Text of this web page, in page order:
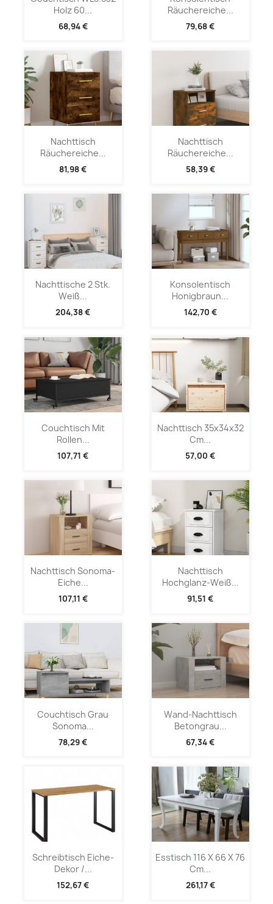
Holz 60...
68,94 €
Räuchereiche...
79,68 €
Nachttisch
Räuchereiche...
81,98 €
Nachttisch
Räuchereiche...
58,39 €
Nachttische 2 Stk.
Weiß...
204,38 €
Konsolentisch
Honigbraun...
142,70 €
Couchtisch Mit
Rollen...
107,71 €
Nachttisch 35x34x32
Cm...
57,00 €
Nachttisch Sonoma-
Eiche...
107,11 €
Nachttisch
Hochglanz-Weiß...
91,51 €
Couchtisch Grau
Sonoma...
78,29 €
Wand-Nachttisch
Betongrau...
67,34 €
Schreibtisch Eiche-
Dekor /...
152,67 €
Esstisch 116 X 66 X 76
Cm...
261,17 €